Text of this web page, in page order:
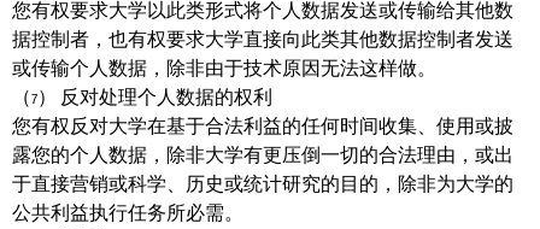
您有权要求大学以此类形式将个人数据发送或传输给其他数
据控制者，也有权要求大学直接向此类其他数据控制者发送
或传输个人数据，除非由于技术原因无法这样做。
（7） 反对处理个人数据的权利
您有权反对大学在基于合法利益的任何时间收集、使用或披
露您的个人数据，除非大学有更压倒一切的合法理由，或出
于直接营销或科学、历史或统计研究的目的，除非为大学的
公共利益执行任务所必需。